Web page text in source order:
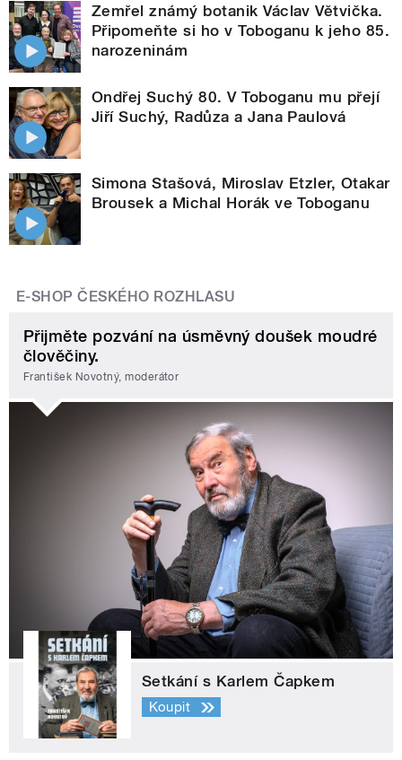
Zemřel známý botanik Václav Větvička.
Připomeňte si ho v Toboganu k jeho 85.
narozeninám
Ondřej Suchý 80. V Toboganu mu přejí
Jiří Suchý, Radůza a Jana Paulová
Simona Stašová, Miroslav Etzler, Otakar
Brousek a Michal Horák ve Toboganu
E-SHOP ČESKÉHO ROZHLASU
Přijměte pozvání na úsměvný doušek moudré
člověčiny.
František Novotný, moderátor
Setkání s Karlem Čapkem
Koupit